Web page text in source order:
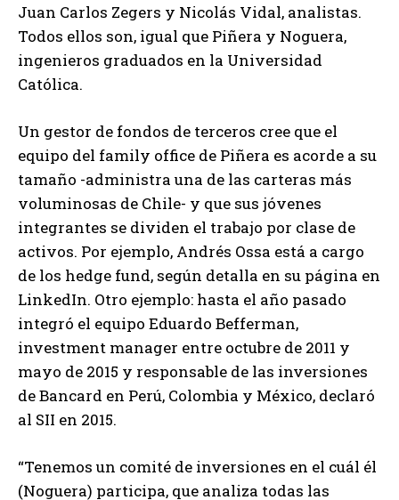
Juan Carlos Zegers y Nicolás Vidal, analistas.
Todos ellos son, igual que Piñera y Noguera,
ingenieros graduados en la Universidad
Católica.
Un gestor de fondos de terceros cree que el
equipo del family office de Piñera es acorde a su
tamaño -administra una de las carteras más
voluminosas de Chile- y que sus jóvenes
integrantes se dividen el trabajo por clase de
activos. Por ejemplo, Andrés Ossa está a cargo
de los hedge fund, según detalla en su página en
LinkedIn. Otro ejemplo: hasta el año pasado
integró el equipo Eduardo Befferman,
investment manager entre octubre de 2011 y
mayo de 2015 y responsable de las inversiones
de Bancard en Perú, Colombia y México, declaró
al SII en 2015.
“Tenemos un comité de inversiones en el cuál él
(Noguera) participa, que analiza todas las